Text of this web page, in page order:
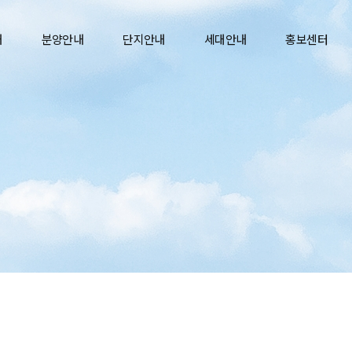
분양안내 단지안내 세대안내 홍보센터